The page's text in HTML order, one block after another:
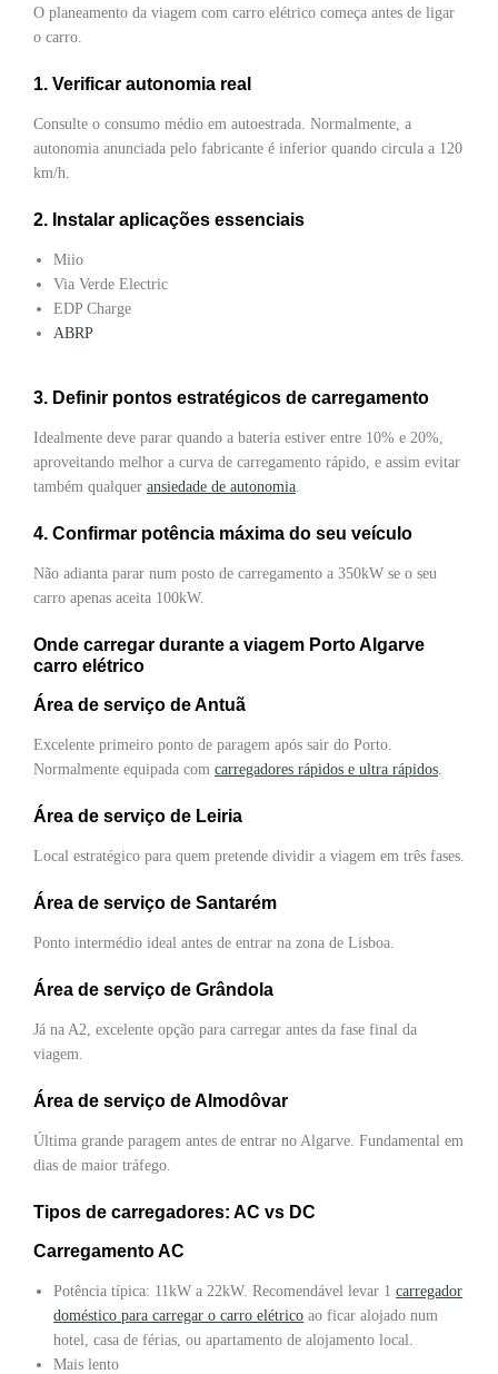
O planeamento da viagem com carro elétrico começa antes de ligar
o carro.
1. Verificar autonomia real
Consulte o consumo médio em autoestrada. Normalmente, a
autonomia anunciada pelo fabricante é inferior quando circula a 120
km/h.
2. Instalar aplicações essenciais
Miio
Via Verde Electric
EDP Charge
ABRP
3. Definir pontos estratégicos de carregamento
Idealmente deve parar quando a bateria estiver entre 10% e 20%,
aproveitando melhor a curva de carregamento rápido, e assim evitar
também qualquer ansiedade de autonomia
4. Confirmar potência máxima do seu veículo
Não adianta parar num posto de carregamento a 350kW se o seu
carro apenas aceita 100kW.
Onde carregar durante a viagem Porto Algarve
carro elétrico
Área de serviço de Antuã
Excelente primeiro ponto de paragem após sair do Porto.
Normalmente equipada com carregadores rápidos e ultra rápidos
Área de serviço de Leiria
Local estratégico para quem pretende dividir a viagem em três fases.
Área de serviço de Santarém
Ponto intermédio ideal antes de entrar na zona de Lisboa.
Área de serviço de Grândola
Já na A2, excelente opção para carregar antes da fase final da
viagem.
Área de serviço de Almodôvar
Última grande paragem antes de entrar no Algarve. Fundamental em
dias de maior tráfego.
Tipos de carregadores: AC vs DC
Carregamento AC
Potência típica: 11kW a 22kW. Recomendável levar 1carregador
doméstico para carregar o carro elétrico ao ficar alojado num
hotel, casa de férias, ou apartamento de alojamento local.
Mais lento